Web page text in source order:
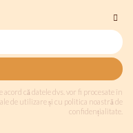
că datele dvs. vor fi procesate în
de utilizare și cu politica noastră de
confidențialitate.